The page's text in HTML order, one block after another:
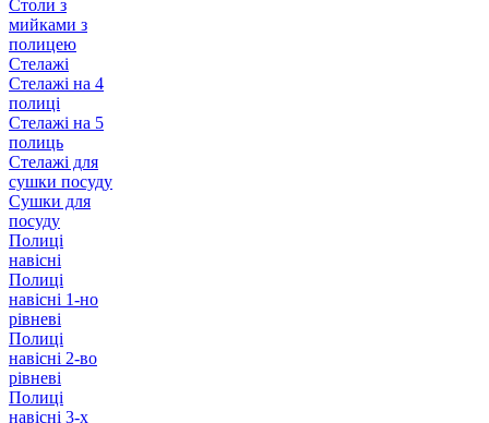
Столи з
мийками з
полицею
Стелажі
Стелажі на 4
полиці
Стелажі на 5
полиць
Стелажі для
сушки посуду
Сушки для
посуду
Полиці
навісні
Полиці
навісні 1-но
рівневі
Полиці
навісні 2-во
рівневі
Полиці
навісні 3-х